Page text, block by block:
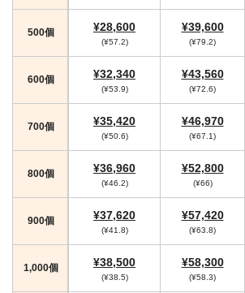
500個 ¥28,600
(¥57.2)
¥39,600
(¥79.2)
600個 ¥32,340
(¥53.9)
¥43,560
(¥72.6)
700個 ¥35,420
(¥50.6)
¥46,970
(¥67.1)
800個 ¥36,960
(¥46.2)
¥52,800
(¥66)
900個 ¥37,620
(¥41.8)
¥57,420
(¥63.8)
1,000個 ¥38,500
(¥38.5)
¥58,300
(¥58.3)